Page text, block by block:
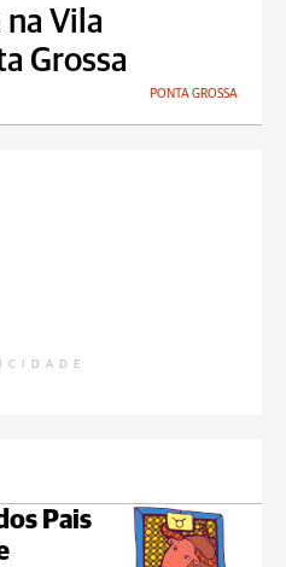
Vila
Grossa
PONTA GROSSA
Pais